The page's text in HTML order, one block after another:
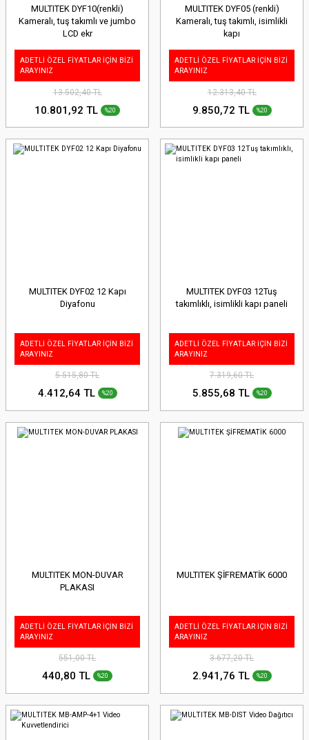
MULTITEK DYF10(renkli)
Kameralı, tuş takımlı ve jumbo
LCD ekr
ADETLİ ÖZEL FİYATLAR İÇİN BİZİ
ARAYINIZ
13.502,40 TL
10.801,92 TL %20
MULTITEK DYF05 (renkli)
Kameralı, tuş takımlı, isimlikli
kapı
ADETLİ ÖZEL FİYATLAR İÇİN BİZİ
ARAYINIZ
12.313,40 TL
9.850,72 TL %20
MULTITEK DYF02 12 Kapı
Diyafonu
ADETLİ ÖZEL FİYATLAR İÇİN BİZİ
ARAYINIZ
5.515,80 TL
4.412,64 TL %20
MULTITEK DYF03 12Tuş
takımlıklı, isimlikli kapı paneli
ADETLİ ÖZEL FİYATLAR İÇİN BİZİ
ARAYINIZ
7.319,60 TL
5.855,68 TL %20
MULTITEK MON-DUVAR
PLAKASI
ADETLİ ÖZEL FİYATLAR İÇİN BİZİ
ARAYINIZ
551,00 TL
440,80 TL %20
MULTITEK ŞİFREMATİK 6000
ADETLİ ÖZEL FİYATLAR İÇİN BİZİ
ARAYINIZ
3.677,20 TL
2.941,76 TL %20